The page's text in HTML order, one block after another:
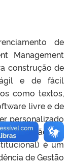
de
Management
construção de
ágil e de fácil
como textos,
livre e de
personalizado
O
é um
de Gestão